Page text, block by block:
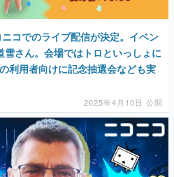
コでのライブ配信が決定。イベン
雪さん。会場ではトロといっしょに
利用者向けに記念抽選会なども実
2025年4月10日 公開